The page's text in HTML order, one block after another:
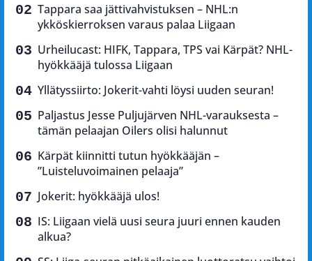
Tappara saa jättivahvistuksen – NHL:n
ykköskierroksen varaus palaa Liigaan
Urheilucast: HIFK, Tappara, TPS vai Kärpät? NHL-
hyökkääjä tulossa Liigaan
Yllätyssiirto: Jokerit-vahti löysi uuden seuran!
Paljastus Jesse Puljujärven NHL-varauksesta –
tämän pelaajan Oilers olisi halunnut
Kärpät kiinnitti tutun hyökkääjän –
”Luisteluvoimainen pelaaja”
Jokerit: hyökkääjä ulos!
IS: Liigaan vielä uusi seura juuri ennen kauden
alkua?